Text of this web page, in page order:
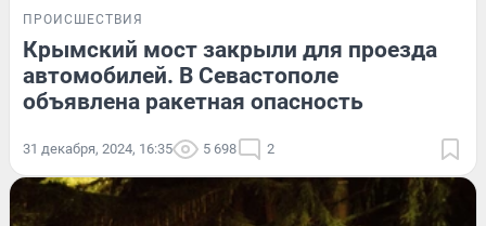
ПРОИСШЕСТВИЯ
Крымский мост закрыли для проезда
автомобилей. В Севастополе
объявлена ракетная опасность
31 декабря, 2024, 16:35 5 698 2